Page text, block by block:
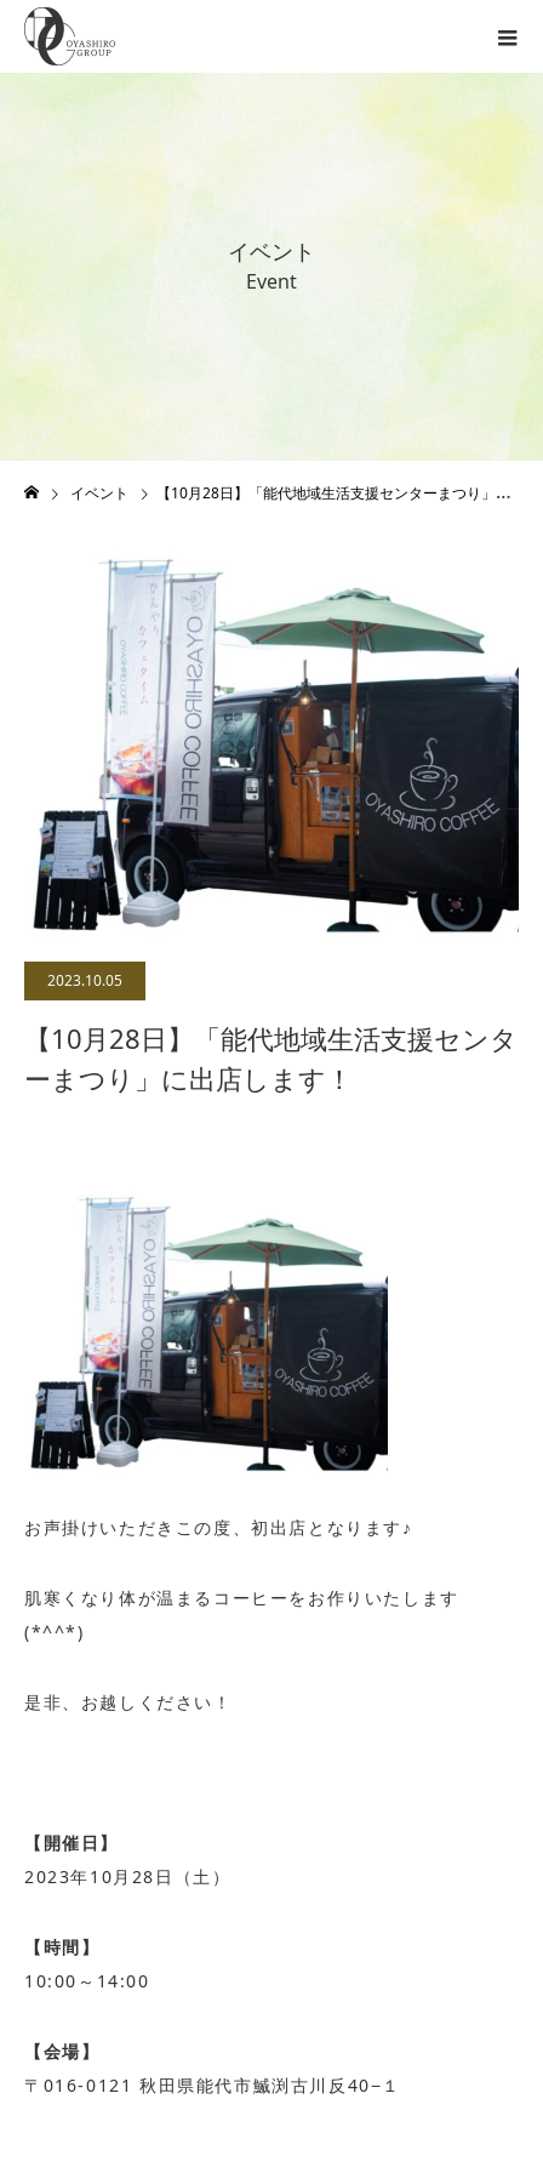
イベン ト
Event
イベント 【10月28日】「能代地域生活支援センターまつり」に出店します！
2023.10.05
【10月28日】「能代地域生活支援センタ
ーまつり」に出店します！
お声掛けいただきこの度、初出店となります♪
肌寒くなり体が温まるコーヒーをお作りいたします
(*^^*)
是非、お越しください！
【開催日】
2023年10月28日（土）
【時間】
10:00～14:00
【会場】
〒016-0121 秋田県能代市鰄渕古川反40−１